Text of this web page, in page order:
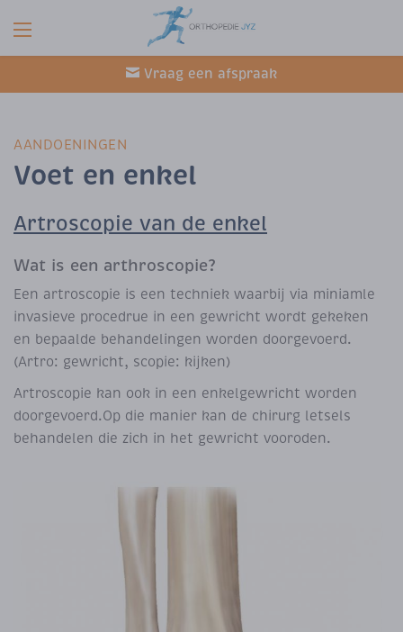
Vraag een afspraak
AANDOENINGEN
Voet en enkel
Artroscopie van de enkel
Wat is een arthroscopie?
Een artroscopie is een techniek waarbij via miniamle
invasieve procedrue in een gewricht wordt gekeken
en bepaalde behandelingen worden doorgevoerd.
(Artro: gewricht, scopie: kijken)
Artroscopie kan ook in een enkelgewricht worden
doorgevoerd.Op die manier kan de chirurg letsels
behandelen die zich in het gewricht vooroden.